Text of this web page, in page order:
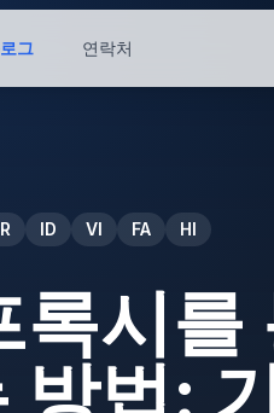
그 연락처
ID VI FA HI
시를
방법: